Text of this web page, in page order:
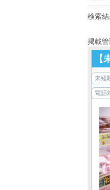
検索結
掲載
未経
電話